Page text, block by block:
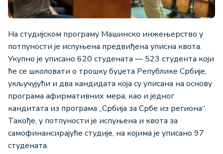
На студијском програму Машинско инжењерство у
потпуности је испуњена предвиђена уписна квота.
Укупно је уписано 620 студената — 523 студента који
ће се школовати о трошку буџета Републике Србије,
укључујући и два кандидата која су уписана на основу
програма афирмативних мера, као и једног
кандитата из програма „Србија за Србе из региона“.
Такође, у потпуности је испуњена и квота за
самофинансирајуће студије, на којима је уписано 97
студената.